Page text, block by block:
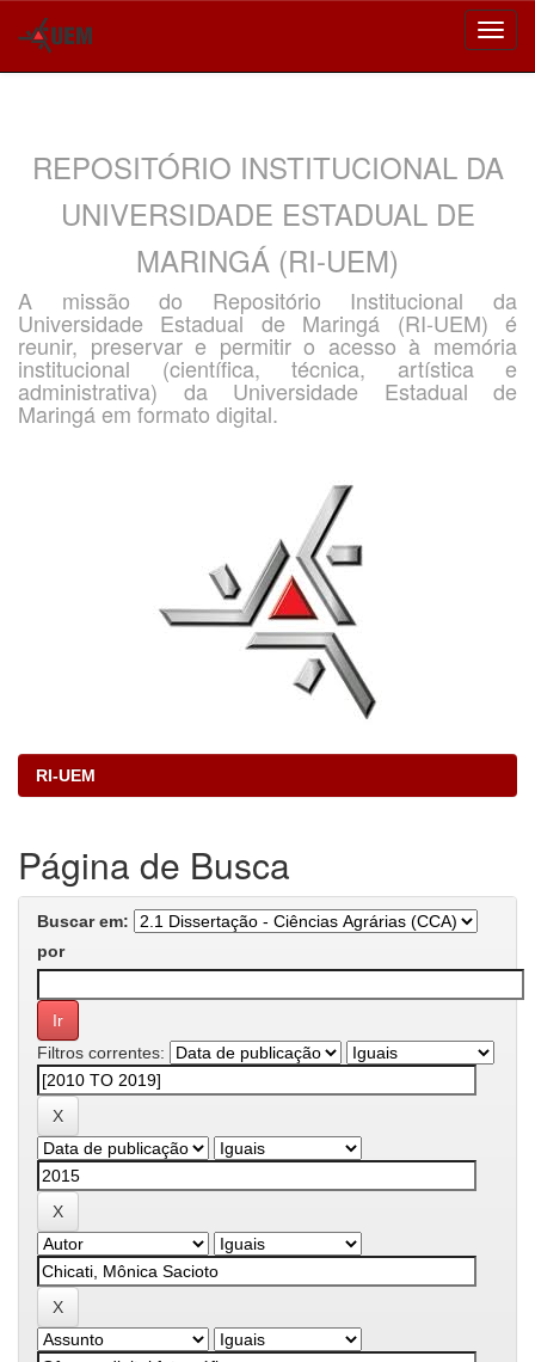
REPOSITÓRIO INSTITUCIONAL DA
UNIVERSIDADE ESTADUAL DE
MARINGÁ (RI-UEM)
A missão do Repositório Institucional da
Universidade Estadual de Maringá (RI-UEM) é
reunir, preservar e permitir o acesso à memória
institucional (científica, técnica, artística e
administrativa) da Universidade Estadual de
Maringá em formato digital.
RI-UEM
Página de Busca
Buscar em:
por
Filtros correntes: